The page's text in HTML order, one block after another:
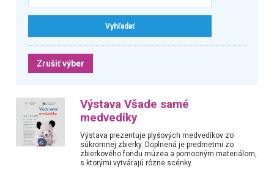
Zrušiť výber
Výstava Všade samé
medvedíky
Výstava prezentuje plyšových medvedíkov zo
súkromnej zbierky. Doplnená je predmetmi zo
zbierkového fondu múzea a pomocným materiálom,
s ktorými vytvárajú rôzne scénky.